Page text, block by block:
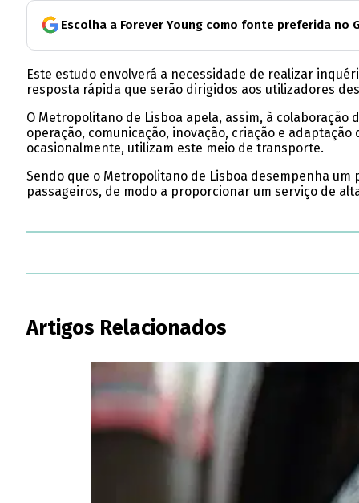
Escolha a Forever Young como fonte preferida no
Este estudo envolverá a necessidade de realizar
resposta rápida que serão dirigidos aos utilizadores
O Metropolitano de Lisboa apela, assim, à
operação, comunicação, inovação, criação e
ocasionalmente, utilizam este meio de transporte.
Sendo que o Metropolitano de Lisboa desempenha
passageiros, de modo a proporcionar um serviço de
Artigos Relacionados